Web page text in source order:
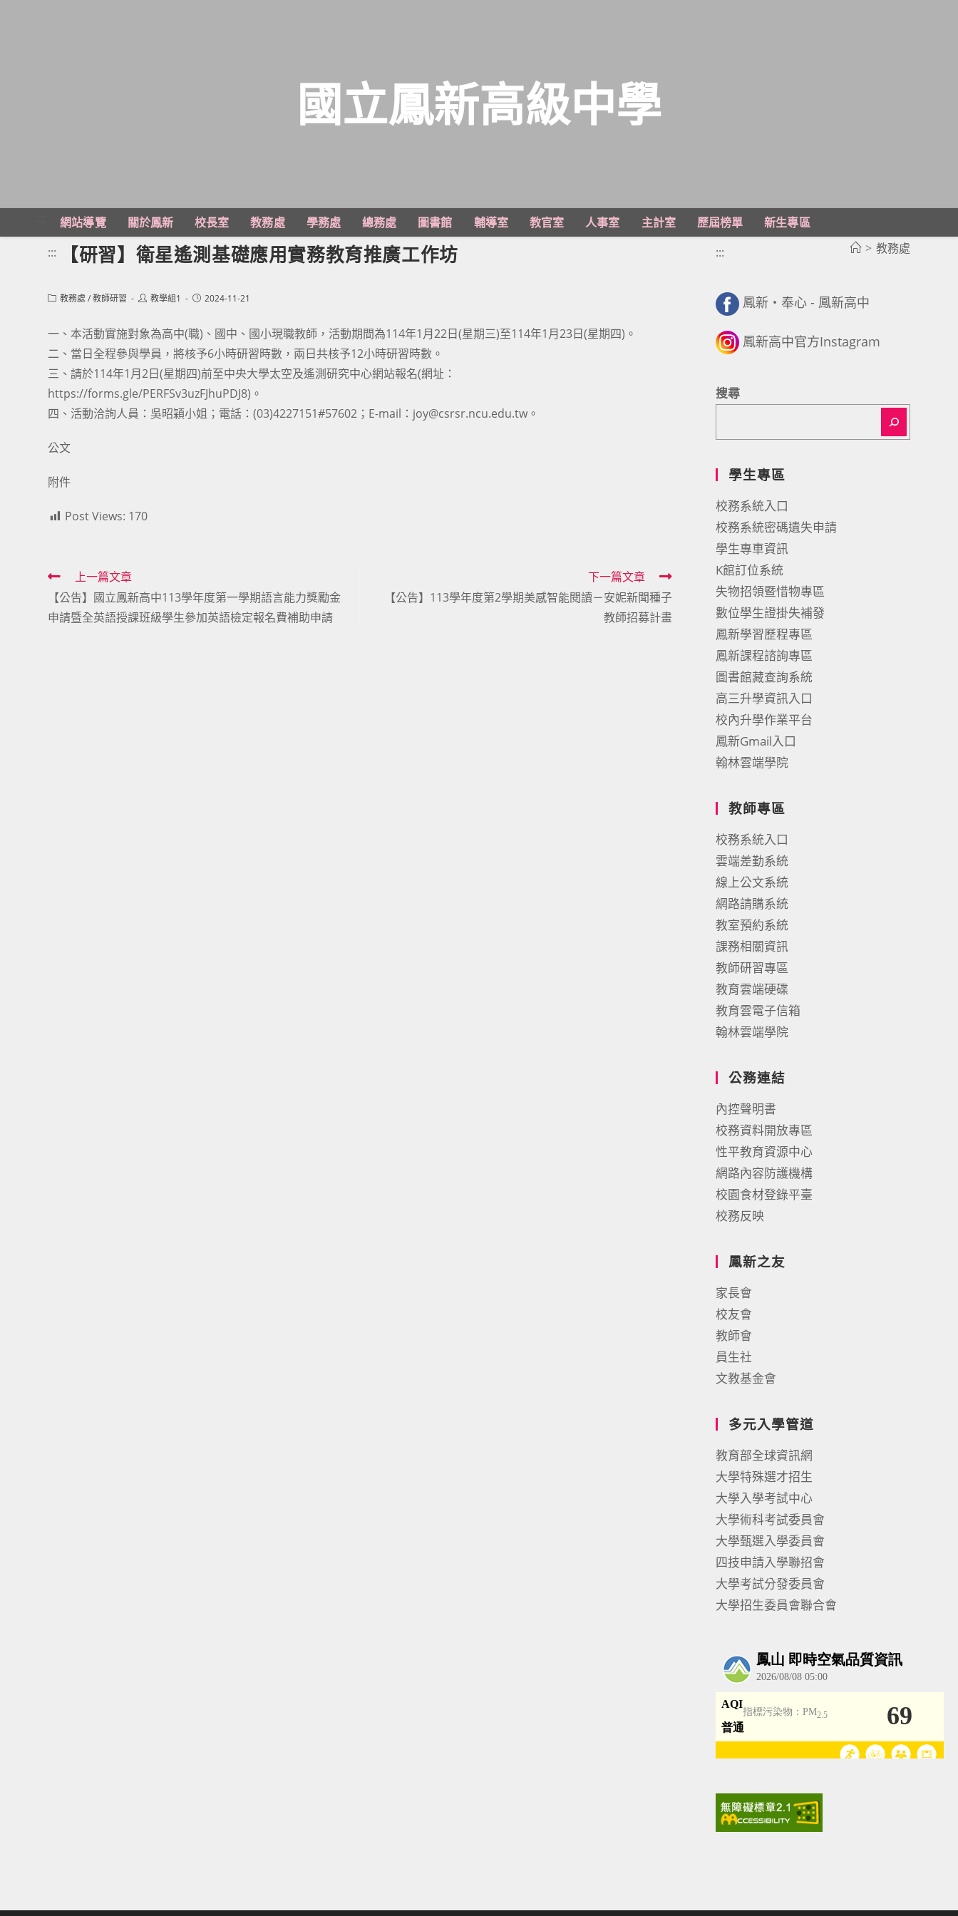
主
國立鳳新高級中學
網站導覽 關於鳳新 校長室 教務處 學務處 總務處 圖書館 輔導室 教官室 人事室 主計室 歷屆榜單
新生專區
> 教務處
::: 【研習】衛星遙測基礎應用實務教育推廣工作坊
Post教務處 /教師研習
Post教學組1
Post2024-11-21
一、本活動實施對象為高中(職)、國中、國小現職教師，活動期間為114年1月22日(星期三)至114年1月23日(星期四)。
二、當日全程參與學員，將核予6小時研習時數，兩日共核予12小時研習時數。
三、請於114年1月2日(星期四)前至中央大學太空及遙測研究中心網站報名(網址：
https://forms.gle/PERFSv3uzFJhuPDJ8)。
四、活動洽詢人員：吳昭穎小姐；電話：(03)4227151#57602；E-mail：joy@csrsr.ncu.edu.tw。
公文
附件
Post Views: 170
Read
more
articles
上一篇文章
【公告】國立鳳新高中113學年度第一學期語言能力獎勵金
申請暨全英語授課班級學生參加英語檢定報名費補助申請
下一篇文章
【公告】113學年度第2學期美感智能閱讀－安妮新聞種子
教師招募計畫
:::
鳳新・奉心 - 鳳新高中
鳳新高中官方Instagram
搜尋
學生專區
校務系統入口
校務系統密碼遺失申請
學生專車資訊
K館訂位系統
失物招領暨惜物專區
數位學生證掛失補發
鳳新學習歷程專區
鳳新課程諮詢專區
圖書館藏查詢系統
高三升學資訊入口
校內升學作業平台
鳳新Gmail入口
翰林雲端學院
教師專區
校務系統入口
雲端差勤系統
線上公文系統
網路請購系統
教室預約系統
課務相關資訊
教師研習專區
教育雲端硬碟
教育雲電子信箱
翰林雲端學院
公務連結
內控聲明書
校務資料開放專區
性平教育資源中心
網路內容防護機構
校園食材登錄平臺
校務反映
鳳新之友
家長會
校友會
教師會
員生社
文教基金會
多元入學管道
教育部全球資訊網
大學特殊選才招生
大學入學考試中心
大學術科考試委員會
大學甄選入學委員會
四技申請入學聯招會
大學考試分發委員會
大學招生委員會聯合會